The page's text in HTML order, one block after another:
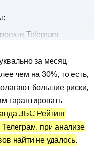
Telegram
и платные
за месяц
чем на 30%, то есть,
большие риски,
гарантировать
ЗБС Рейтинг
при анализе
найти не удалось.